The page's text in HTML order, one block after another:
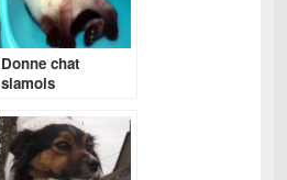
Donne chat
siamois